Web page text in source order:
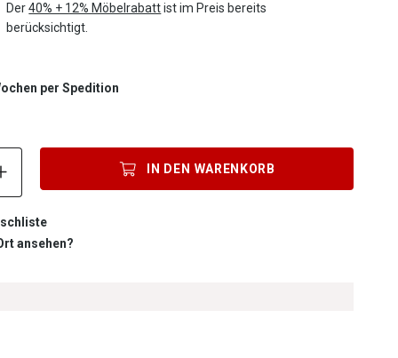
Der40% + 12% Möbelrabattist im Preis bereits
berücksichtigt.
per Spedition
Produkt Anzahl: Gib den gewünschten Wert ein oder benutze die
IN DEN WARENKORB
ansehen?